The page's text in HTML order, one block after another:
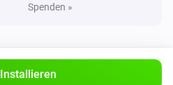
Spenden »
Installieren